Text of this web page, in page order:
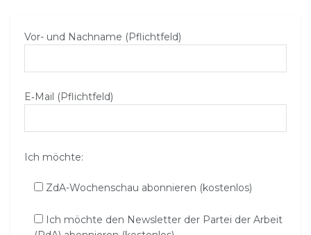
Vor- und Nachname (Pflichtfeld)
E‑Mail (Pflichtfeld)
Ich möchte:
ZdA-Wochenschau abonnieren (kostenlos)
Ich möchte den Newsletter der Partei der Arbeit